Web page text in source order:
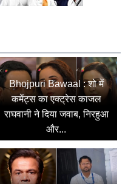
Bhojpuri Bawaal : शो में
कमेंट्स का एक्ट्रेस काजल
राघवानी ने दिया जवाब, निरहुआ
और...